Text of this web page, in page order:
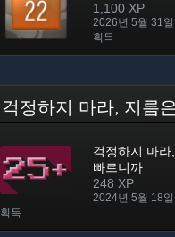
1,100 XP
2026년 5월 31
획득
걱정하지 마라, 지름
걱정하지 마
빠르니까
248 XP
2024년 5월 18
획득